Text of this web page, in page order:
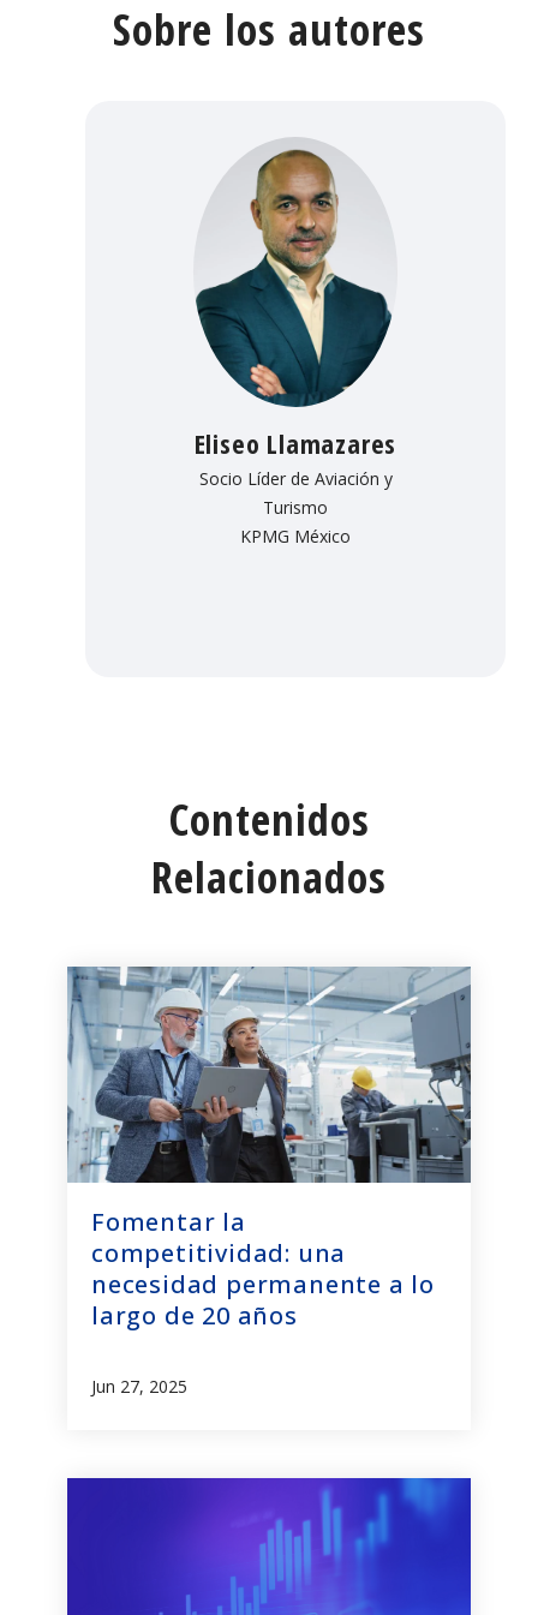
Sobre los autores
Eliseo Llamazares
Socio Líder de Aviación y
Turismo
KPMG México
Contenidos
Relacionados
Fomentar la
competitividad: una
necesidad permanente a lo
largo de 20 años
Jun 27, 2025